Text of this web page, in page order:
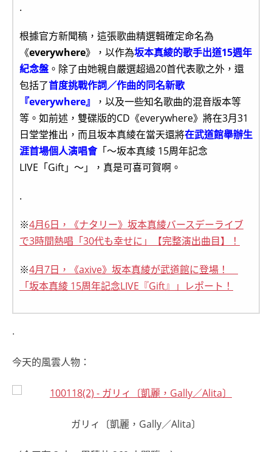
.
根據官方新聞稿，這張歌曲精選輯確定命名為
《everywhere》，以作為坂本真綾的歌手出道15週年
紀念盤 。除了由她親自嚴選超過20首代表歌之外，還
包括了首度挑戰作詞／作曲的同名新歌
『everywhere』
，以及一些知名歌曲的混音版本等
等。如前述，雙碟版的CD《everywhere》將在3月31
日堂堂推出，而且坂本真綾在當天還將在武道館舉辦生
涯首場個人演唱會「～坂本真綾 15周年記念
LIVE「Gift」～」，真是可喜可賀啊。
.
※4月6日，《ナタリー》坂本真綾バースデーライブ
で3時間熱唱「30代も幸せに」【完整演出曲目】！
※4月7日，《axive》坂本真綾が武道館に登場！
「坂本真綾 15周年記念LIVE『Gift』」レポート！
.
今天的風雲人物：
ガリィ〔凱麗，Gally／Alita〕